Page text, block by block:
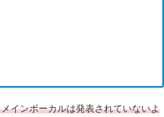
インボーカルは発表されていないよ